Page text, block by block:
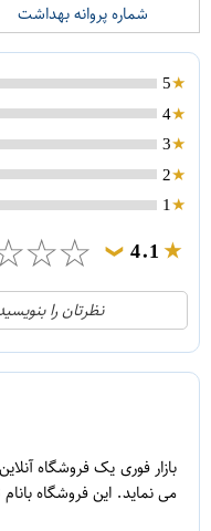
شماره پروانه بهداشت
5
4
3
2
1
4.1
❯
☆
☆
21
3
1
1
5
نظرتان را
بازار فوری یک فروشگاه
می نماید. این فروشگاه بانام تجاری